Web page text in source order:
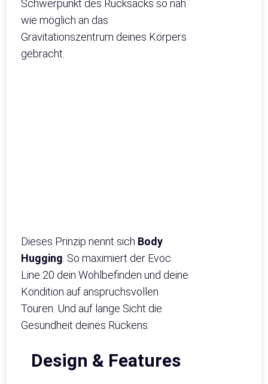
Schwerpunkt des Rucksacks so nah
wie möglich an das
Gravitationszentrum deines Körpers
gebracht.
Dieses Prinzip nennt sich Body
Hugging. So maximiert der Evoc
Line 20 dein Wohlbefinden und deine
Kondition auf anspruchsvollen
Touren. Und auf lange Sicht die
Gesundheit deines Rückens.
Design & Features